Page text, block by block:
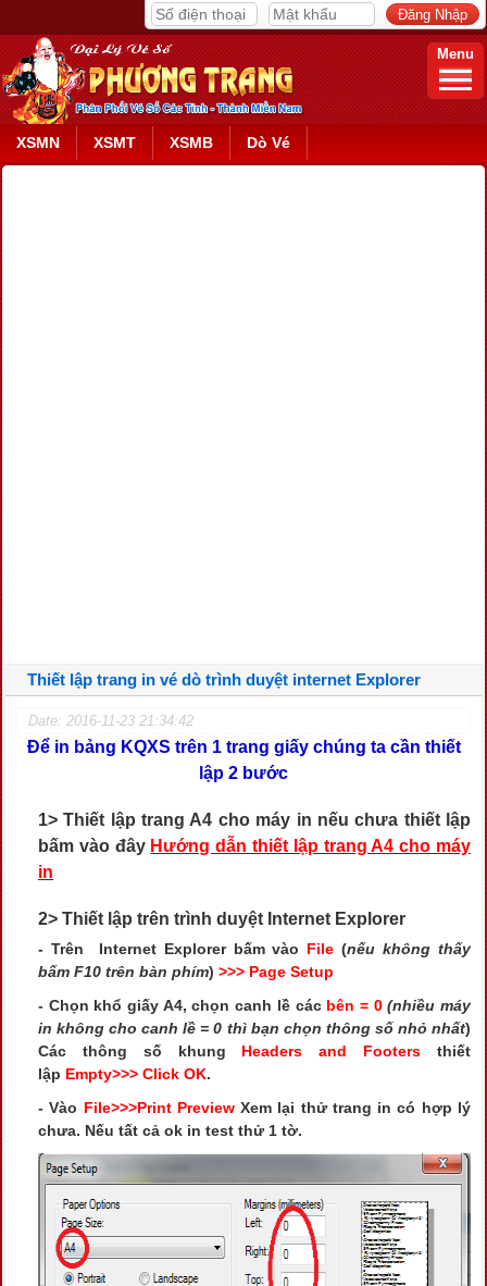
Menu
XSMN XSMT XSMB Dò Vé
Thiết lập trang in vé dò trình duyệt internet Explorer
Date: 2016-11-23 21:34:42
Để in bảng KQXS trên 1 trang giấy chúng ta cần thiết
lập 2 bước
1> Thiết lập trang A4 cho máy in nếu chưa thiết lập
bấm vào đây Hướng dẫn thiết lập trang A4 cho máy
in
2> Thiết lập trên trình duyệt Internet Explorer
- Trên Internet Explorer bấm vào File (nếu không thấy
bấm F10 trên bàn phím) >>> Page Setup
- Chọn khổ giấy A4, chọn canh lề các bên = 0 (nhiều máy
in không cho canh lề = 0 thì bạn chọn thông số nhỏ nhất)
Các thông số khung Headers and Footers thiết
lập Empty>>> Click OK.
- Vào File>>>Print PreviewXem lại thử trang in có hợp lý
chưa. Nếu tất cả ok in test thử 1 tờ.